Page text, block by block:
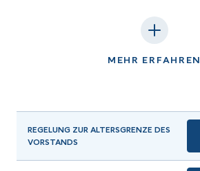
MEHR ERFAHREN
REGELUNG ZUR ALTERSGRENZE DES
VORSTANDS